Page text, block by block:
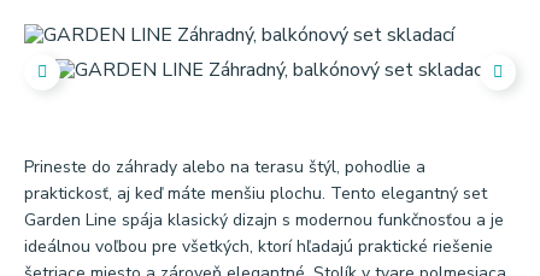
Prineste do záhrady alebo na terasu štýl, pohodlie a
praktickosť, aj keď máte menšiu plochu. Tento elegantný set
Garden Line spája klasický dizajn s modernou funkčnosťou a je
ideálnou voľbou pre všetkých, ktorí hľadajú praktické riešenie